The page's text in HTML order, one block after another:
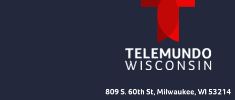
809 S. 60th St, Milwaukee, WI 53214